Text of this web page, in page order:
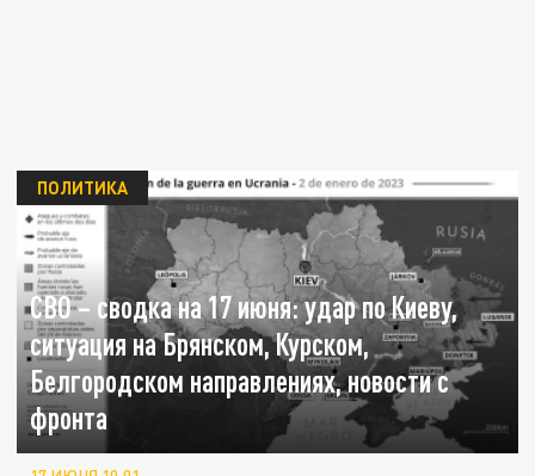
СВО – сводка на 17 июня: удар по Киеву,
ситуация на Брянском, Курском,
Белгородском направлениях, новости с
фронта
ПОЛИТИКА